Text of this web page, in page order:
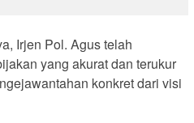
Irjen Pol. Agus telah
yang akurat dan terukur
konkret dari visi